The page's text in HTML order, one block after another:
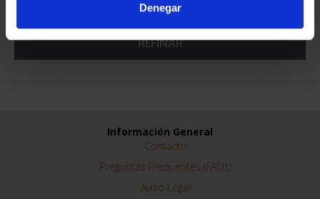
Denegar
REFINAR
Información General
Contacto
Preguntas Frequentes (FAQs)
Aviso Legal